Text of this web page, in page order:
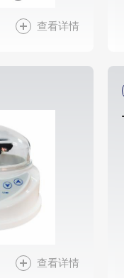
查看详情
查看详情